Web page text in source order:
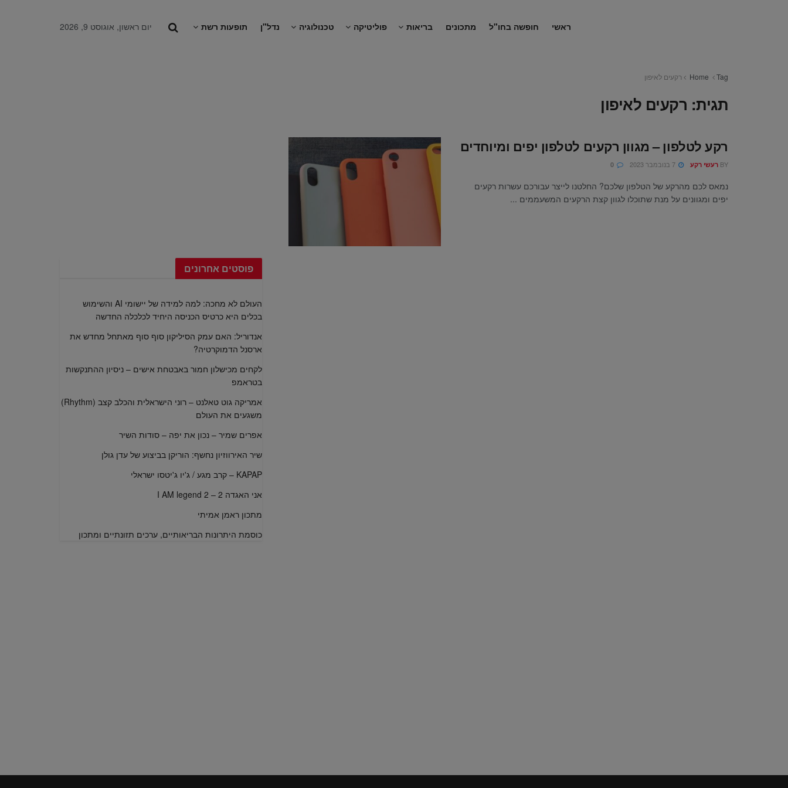
ראשי חופשה בחו"ל מתכונים בריאות פוליטיקה טכנולוגיה נדל"ן תופעות רשת יום ראשון, אוגוסט 9, 2026
Home Tag רקעים לאיפון
תגית: רקעים לאיפון
רקע לטלפון – מגוון רקעים לטלפון יפים ומיוחדים
BY רעשי רקע
נמאס לכם מהרקע של הטלפון שלכם? החלטנו לייצר עבורכם עשרות רקעים
יפים ומגוונים על מנת שתוכלו לגוון קצת הרקעים המשעממים ...
פוסטים אחרונים
העולם לא מחכה: למה למידה של יישומי AI והשימוש
בכלים היא כרטיס הכניסה היחיד לכלכלה החדשה
אנדוריל: האם עמק הסיליקון סוף סוף מאתחל מחדש את
ארסנל הדמוקרטיה?
לקחים מכישלון חמור באבטחת אישים – ניסיון ההתנקשות
בטראמפ
אמריקה גוט טאלנט – רוני הישראלית והכלב קצב (Rhythm)
משגעים את העולם
אפרים שמיר – נכון את יפה – סודות השיר
שיר האירווזיון נחשף: הוריקן בביצוע של עדן גולן
KAPAP – קרב מגע / ג'יו ג'יטסו ישראלי
אני האגדה 2 – I AM legend 2
מתכון ראמן אמיתי
כוסמת היתרונות הבריאותיים, ערכים תזונתיים ומתכון